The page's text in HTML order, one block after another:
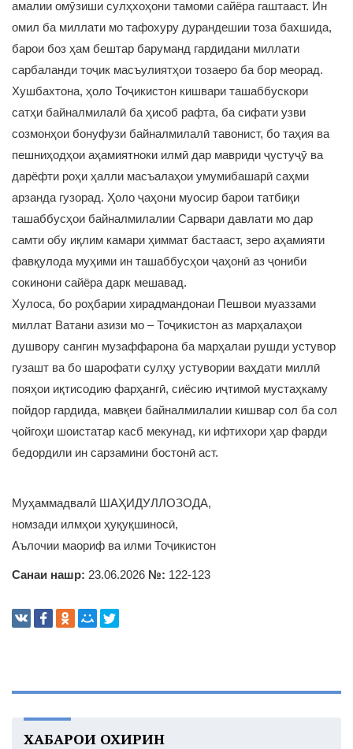
амалии омӯзиши сулҳхоҳони тамоми сайёра гаштааст. Ин
омил ба миллати мо тафохуру дурандешии тоза бахшида,
барои боз ҳам бештар баруманд гардидани миллати
сарбаланди тоҷик масъулиятҳои тозаеро ба бор меорад.
Хушбахтона, ҳоло Тоҷикистон кишвари ташаббускори
сатҳи байналмилалӣ ба ҳисоб рафта, ба сифати узви
созмонҳои бонуфузи байналмилалӣ тавонист, бо таҳия ва
пешниҳодҳои аҳамиятноки илмӣ дар мавриди ҷустуҷӯ ва
дарёфти роҳи ҳалли масъалаҳои умумибашарӣ саҳми
арзанда гузорад. Ҳоло ҷаҳони муосир барои татбиқи
ташаббусҳои байналмилалии Сарвари давлати мо дар
самти обу иқлим камари ҳиммат бастааст, зеро аҳамияти
фавқулода муҳими ин ташаббусҳои ҷаҳонӣ аз ҷониби
сокинони сайёра дарк мешавад.
Хулоса, бо роҳбарии хирадмандонаи Пешвои муаззами
миллат Ватани азизи мо – Тоҷикистон аз марҳалаҳои
душвору сангин музаффарона ба марҳалаи рушди устувор
гузашт ва бо шарофати сулҳу устувории ваҳдати миллӣ
пояҳои иқтисодию фарҳангӣ, сиёсию иҷтимоӣ мустаҳкаму
пойдор гардида, мавқеи байналмилалии кишвар сол ба сол
ҷойгоҳи шоистатар касб мекунад, ки ифтихори ҳар фарди
бедордили ин сарзамини бостонӣ аст.
Муҳаммадвалӣ ШАҲИДУЛЛОЗОДА,
номзади илмҳои ҳуқуқшиносӣ,
Аълочии маориф ва илми Тоҷикистон
Санаи нашр: 23.06.2026 №: 122-123
ХАБАРҲОИ ОХИРИН